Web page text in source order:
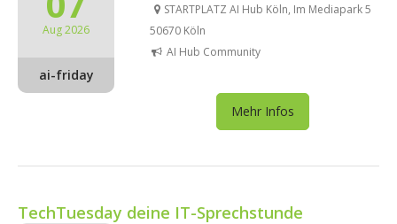
Aug 2026
ai-friday
STARTPLATZ AI Hub Köln, Im Mediapark 5
50670 Köln
AI Hub Community
Mehr Infos
TechTuesday deine IT-Sprechstunde